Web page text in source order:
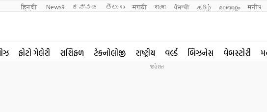
हिन्दी News9 ಕನ್ನಡ తెలుగు मराठी বাংলা ਪੰਜਾਬੀ தமிழ் മലയാളം मनी9
ફોટો ગેલેરી રાશિફળ ટેકનોલોજી રાષ્ટ્રીય વર્લ્ડ બિઝનેસ વેબસ્ટોરી